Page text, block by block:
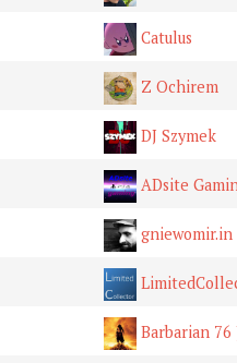
Catulus
Z Ochirem
DJ Szymek
ADsite
gniewomir.in
Barbarian 76